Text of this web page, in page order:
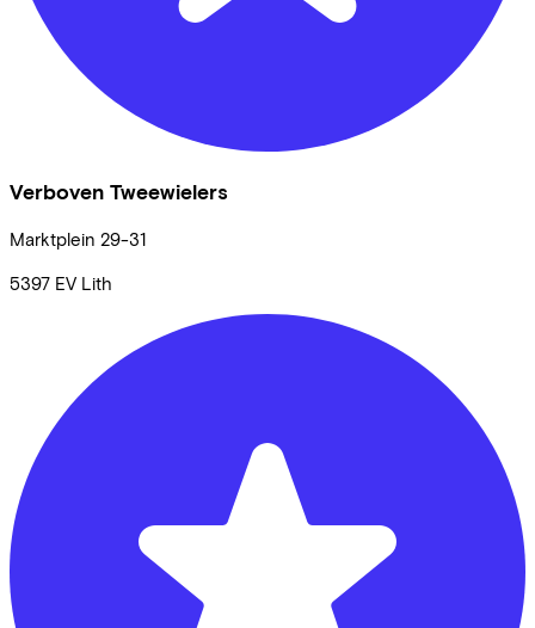
Verboven Tweewielers
Marktplein 29-31
5397 EV Lith